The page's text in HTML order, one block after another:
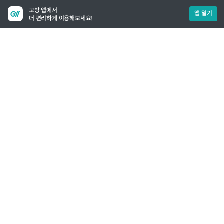
고방 앱에서
더 편리하게 이용해보세요!
앱 열기